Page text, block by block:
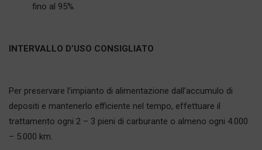
fino al 95%.
INTERVALLO D’USO CONSIGLIATO
Per preservare l’impianto di alimentazione dall’accumulo di
depositi e mantenerlo efficiente nel tempo, effettuare il
trattamento ogni 2 – 3 pieni di carburante o almeno ogni 4.000
– 5.000 km.